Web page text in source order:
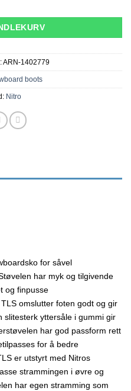
ARN-1402779
boots
Nitro
for såvel
har myk og tilgivende
og finpusse
omslutter foten godt og gir
yttersåle i gummi gir
har god passform rett
for å bedre
er utstyrt med Nitros
strammingen i øvre og
har egen stramming som